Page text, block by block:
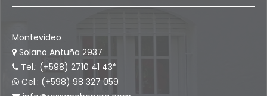
Montevideo
Solano Antuña 2937
Tel.: (+598) 2710 41 43*
Cel.: (+598) 98 327 059